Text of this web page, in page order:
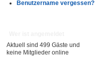
Benutzername vergessen?
Aktuell sind 499 Gäste und
keine Mitglieder online